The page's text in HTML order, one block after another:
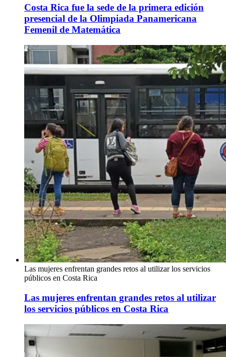
Costa Rica fue la sede de la primera edición
presencial de la Olimpiada Panamericana
Femenil de Matemática
Las mujeres enfrentan grandes retos al utilizar los servicios
públicos en Costa Rica
Las mujeres enfrentan grandes retos al utilizar
los servicios públicos en Costa Rica